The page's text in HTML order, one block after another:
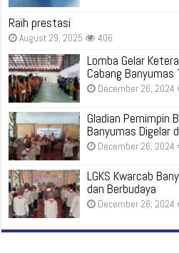
Raih prestasi
August 29, 2025 406
Lomba Gelar
Cabang
December 26, 2024
Gladian Pemimpin
Banyumas Digelar
December 26, 2024
LGKS Kwarcab
dan Berbudaya
December 26, 2024